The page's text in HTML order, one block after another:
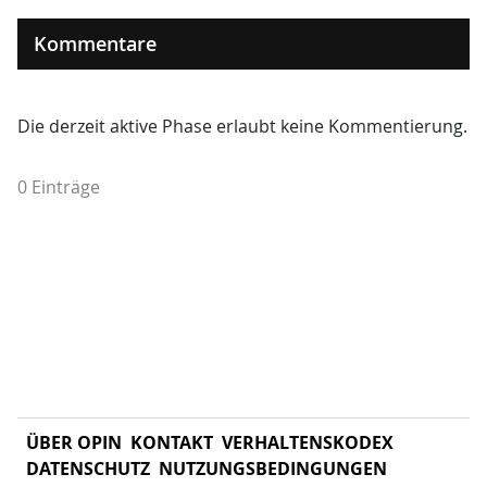
Kommentare
Die derzeit aktive Phase erlaubt keine Kommentierung.
0 Einträge
ÜBER OPIN KONTAKT VERHALTENSKODEX
DATENSCHUTZ NUTZUNGSBEDINGUNGEN